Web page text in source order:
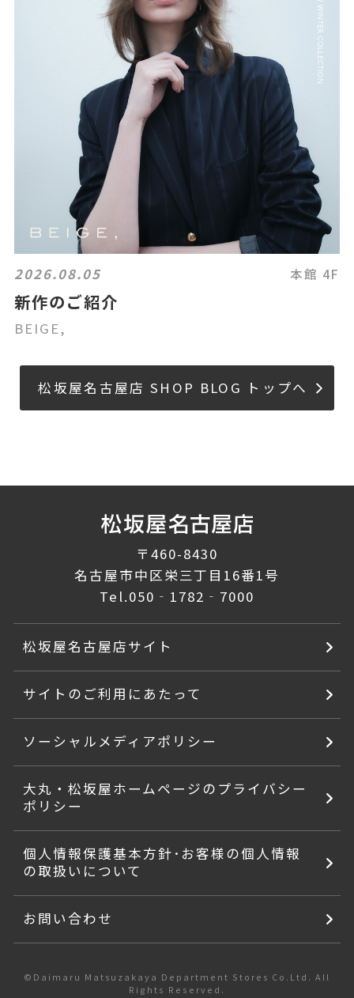
2026.08.05 本館 4F
新作のご紹介
BEIGE,
松坂屋名古屋店 SHOP BLOG トップへ
〒460-8430
名古屋市中区栄三丁目16番1号
Tel.050‐1782‐7000
松坂屋名古屋店サイト
サイトのご利用にあたって
ソーシャルメディアポリシー
大丸・松坂屋ホームページのプライバシー
ポリシー
個人情報保護基本方針･お客様の個人情報
の取扱いについて
お問い合わせ
©Daimaru Matsuzakaya Department Stores Co.Ltd. All
Rights Reserved.